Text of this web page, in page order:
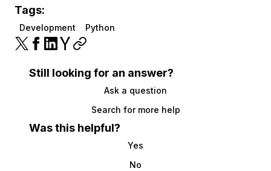
Tags:
Development Python
Still looking for an answer?
Ask a question
Search for more help
Was this helpful?
Yes
No